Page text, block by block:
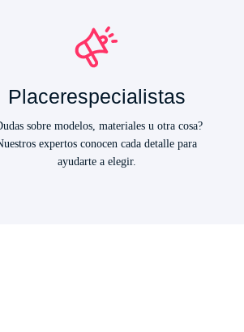
Placerespecialistas
sobre modelos, materiales u otra cosa?
expertos conocen cada detalle para
ayudarte a elegir.